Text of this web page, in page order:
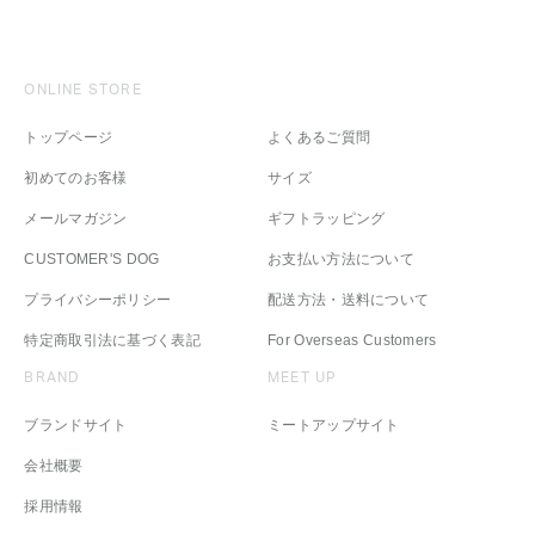
ONLINE STORE
トップページ
初めてのお客様
メールマガジン
CUSTOMER'S DOG
プライバシーポリシー
特定商取引法に基づく表記
よくあるご質問
サイズ
ギフトラッピング
お支払い方法について
配送方法・送料について
For Overseas Customers
BRAND
ブランドサイト
会社概要
採用情報
MEET UP
ミートアップサイト